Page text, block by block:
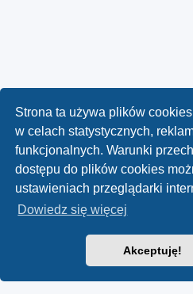
Strona ta używa plików
w celach statystycznych,
funkcjonalnych. Warunki
dostępu do plików cookies
ustawieniach przeglądarki
Dowiedz się więcej
Akceptuję!